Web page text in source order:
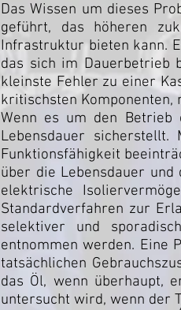
Das Wissen um dieses
geführt, das höheren
Infrastruktur bieten kann.
das sich im Dauerbetrieb
kleinste Fehler zu einer
kritischsten
Wenn es um den Betrieb
Lebensdauer
Funktionsfähigkeit
über die Lebensdauer
elektrische
Standardverfahren zur
selektiver und
entnommen werden. Eine
tatsächlichen
das Öl, wenn überhaupt,
untersucht wird, wenn der